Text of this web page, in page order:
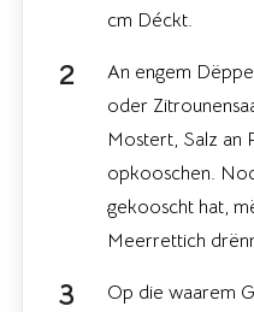
cm Déckt.
An engem
oder
Mostert, Salz an
opkooschen.
gekooscht hat,
Meerrettich
Op die waarem